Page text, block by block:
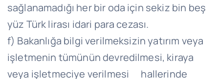
sağlanamadığı her bir oda için sekiz bin beş
yüz Türk lirası idari para cezası.
f) Bakanlığa bilgi verilmeksizin yatırım veya
işletmenin tümünün devredilmesi, kiraya
veya işletmeciye verilmesi hallerinde